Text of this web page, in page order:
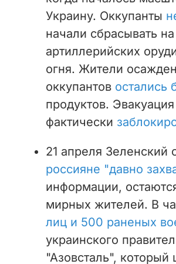
Украину. Оккупанты
начали сбрасывать
артиллерийских
огня. Жители
оккупантов остались
продуктов.
фактически
21 апреля Зеленский
россияне "давно
информации,
мирных жителей. В
лиц и 500 раненых
украинского
"Азовсталь",